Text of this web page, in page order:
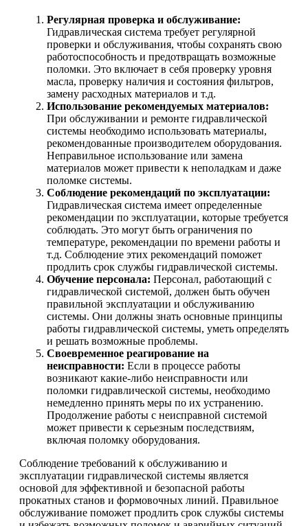
Регулярная проверка и обслуживание:
Гидравлическая система требует регулярной
проверки и обслуживания, чтобы сохранять свою
работоспособность и предотвращать возможные
поломки. Это включает в себя проверку уровня
масла, проверку наличия и состояния фильтров,
замену расходных материалов и т.д.
Использование рекомендуемых материалов:
При обслуживании и ремонте гидравлической
системы необходимо использовать материалы,
рекомендованные производителем оборудования.
Неправильное использование или замена
материалов может привести к неполадкам и даже
поломке системы.
Соблюдение рекомендаций по эксплуатации:
Гидравлическая система имеет определенные
рекомендации по эксплуатации, которые требуется
соблюдать. Это могут быть ограничения по
температуре, рекомендации по времени работы и
т.д. Соблюдение этих рекомендаций поможет
продлить срок службы гидравлической системы.
Обучение персонала: Персонал, работающий с
гидравлической системой, должен быть обучен
правильной эксплуатации и обслуживанию
системы. Они должны знать основные принципы
работы гидравлической системы, уметь определять
и решать возможные проблемы.
Своевременное реагирование на
неисправности: Если в процессе работы
возникают какие-либо неисправности или
поломки гидравлической системы, необходимо
немедленно принять меры по их устранению.
Продолжение работы с неисправной системой
может привести к серьезным последствиям,
включая поломку оборудования.
Соблюдение требований к обслуживанию и
эксплуатации гидравлической системы является
основой для эффективной и безопасной работы
прокатных станов и формовочных линий. Правильное
обслуживание поможет продлить срок службы системы